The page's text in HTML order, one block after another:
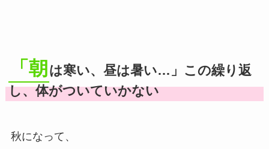
「朝 は寒い、昼は暑い…」この繰り返
し、体がついていかない
秋になって、